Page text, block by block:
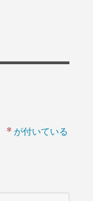
* が付いている